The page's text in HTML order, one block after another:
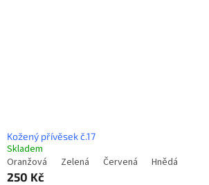
Kožený přívěsek č.17
Skladem
Oranžová
Zelená Červená
Hnědá
250 Kč